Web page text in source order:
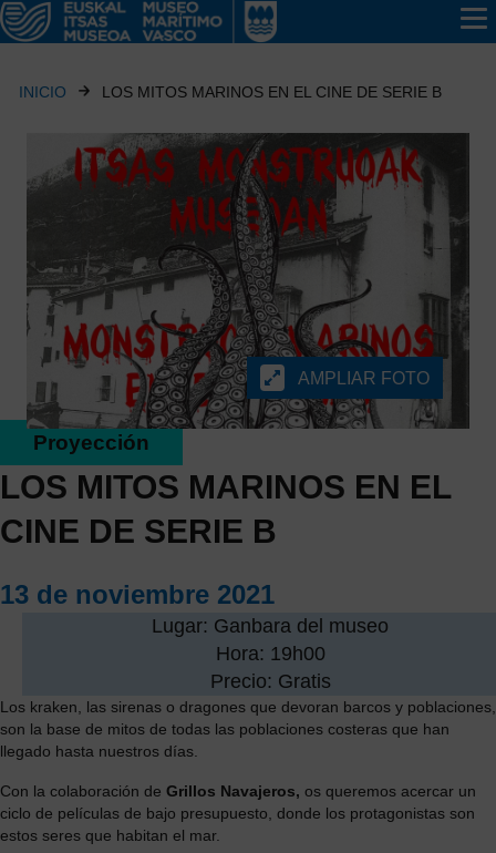
INICIO LOS MITOS MARINOS EN EL CINE DE SERIE B
Proyección
LOS MITOS MARINOS EN EL
CINE DE SERIE B
13 de noviembre 2021
Lugar: Ganbara del museo
Hora: 19h00
Precio: Gratis
Los kraken, las sirenas o dragones que devoran barcos y poblaciones,
son la base de mitos de todas las poblaciones costeras que han
llegado hasta nuestros días.
Con la colaboración de Grillos Navajeros, os queremos acercar un
ciclo de películas de bajo presupuesto, donde los protagonistas son
estos seres que habitan el mar.
AMPLIAR FOTO